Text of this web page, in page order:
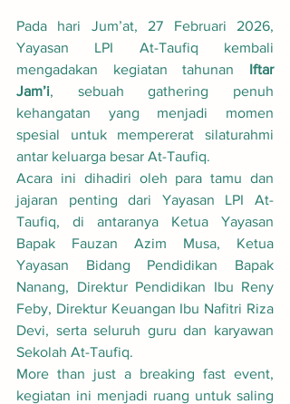
Pada hari Jum’at, 27 Februari 2026,
Yayasan LPI At-Taufiq kembali
mengadakan kegiatan tahunan Iftar
Jam’i, sebuah gathering penuh
kehangatan yang menjadi momen
spesial untuk mempererat silaturahmi
antar keluarga besar At-Taufiq.
Acara ini dihadiri oleh para tamu dan
jajaran penting dari Yayasan LPI At-
Taufiq, di antaranya Ketua Yayasan
Bapak Fauzan Azim Musa, Ketua
Yayasan Bidang Pendidikan Bapak
Nanang, Direktur Pendidikan Ibu Reny
Feby, Direktur Keuangan Ibu Nafitri Riza
Devi, serta seluruh guru dan karyawan
Sekolah At-Taufiq.
More than just a breaking fast event,
kegiatan ini menjadi ruang untuk saling